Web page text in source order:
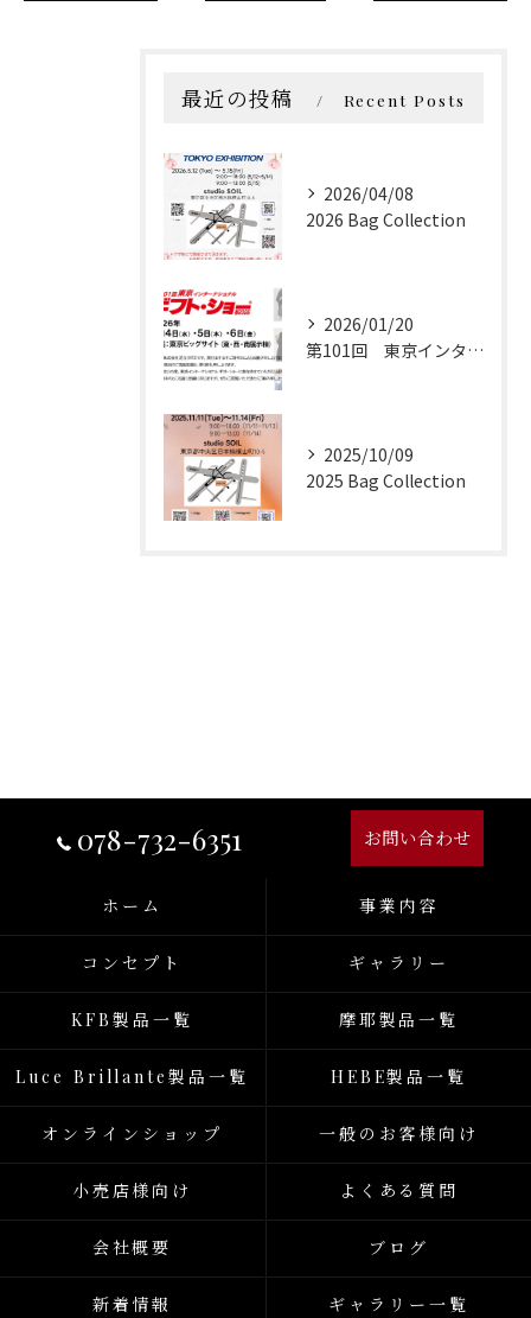
最近の投稿 Recent Posts
2026/04/08
2026 Bag Collection
2026/01/20
第101回 東京インターナショナル ギフト・ショー 春2026
2025/10/09
2025 Bag Collection
078-732-6351 お問い合わせ
ホーム 事業内容
コンセプト ギャラリー
KFB製品一覧 摩耶製品一覧
Luce Brillante製品一覧 HEBE製品一覧
オンラインショップ 一般のお客様向け
小売店様向け よくある質問
会社概要 ブログ
新着情報 ギャラリー一覧